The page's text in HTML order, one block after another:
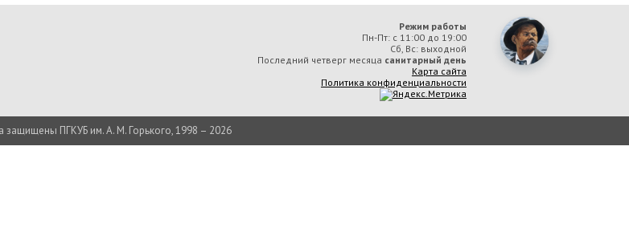
Режим работы
Пн-Пт: с 11:00 до 19:00
Сб, Вс: выходной
Последний четверг месяца санитарный день
Карта сайта
Политика конфиденциальности
защищены ПГКУБ им. А. М. Горького, 1998 – 2026
ордена „Знак Почёта“ краевая универсальная библиотека им. А. М. Горького» вы соглашаетесь с тем, что мы